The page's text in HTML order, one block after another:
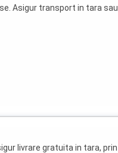
Asigur transport in tara sau
livrare gratuita in tara, prin